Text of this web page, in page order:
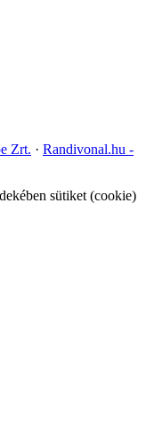
Zrt. · Randivonal.hu -
sütiket (cookie)